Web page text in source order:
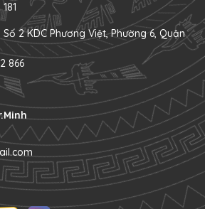
2 KDC Phương Việt, Phường 6, Quận
866